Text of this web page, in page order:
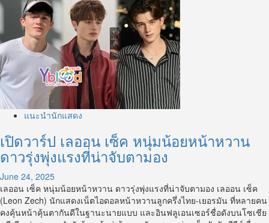
นักกีฬา
วอลเลย์บอล
about
เปิด
วาร์
ป
ไปป์
มนธ
ภูมิ
จาก
ศิลปิน
ค่าย
กา
มิ
กา
เซ่
สู่
หนุ่ม
เท่ห์
สกิน
แนะนำนักแสดง
เปิดวาร์ป เลออน เซ็ค หนุ่มน้อยหน้าหวาน
ดาวรุ่งพุ่งแรงที่น่าจับตามอง
June 24, 2025
เลออน เซ็ค หนุ่มน้อยหน้าหวาน ดาวรุ่งพุ่งแรงที่น่าจับตามอง เลออน เซ็ค
(Leon Zech) นักแสดงเน็ตไอดอลหน้าหวานลูกครึ่งไทย‑เยอรมัน ที่หลายคน
คงคุ้นหน้าคุ้นตากันดีในฐานะนายแบบ และอินฟลูเอนเซอร์ชื่อดังบนโซเชีย